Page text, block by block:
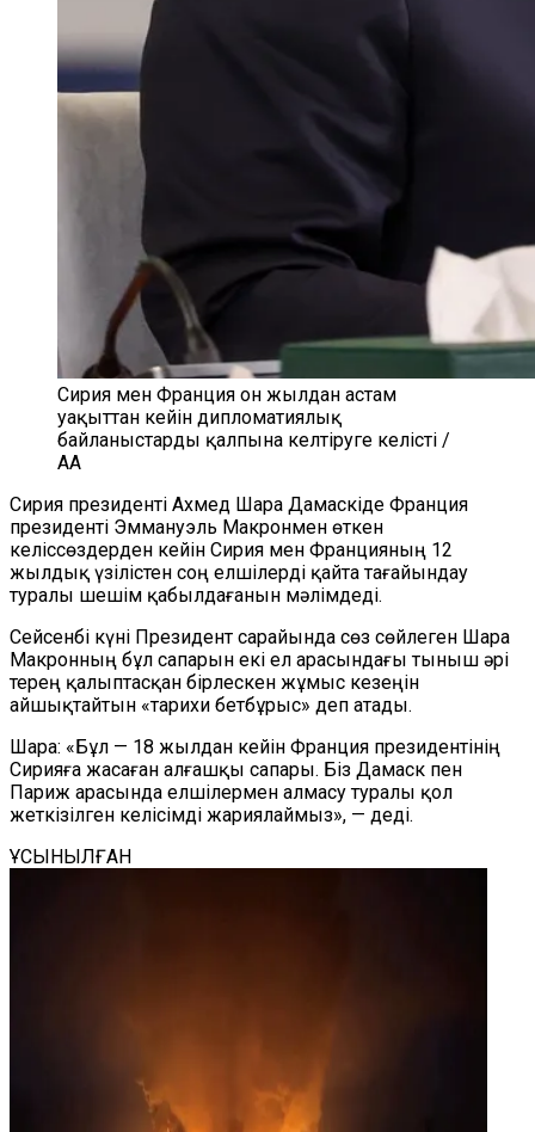
Сирия мен Франция он жылдан астам
уақыттан кейін дипломатиялық
байланыстарды қалпына келтіруге келісті /
AA
Сирия президенті Ахмед Шара Дамаскіде Франция
президенті Эммануэль Макронмен өткен
келіссөздерден кейін Сирия мен Францияның 12
жылдық үзілістен соң елшілерді қайта тағайындау
туралы шешім қабылдағанын мәлімдеді.
Сейсенбі күні Президент сарайында сөз сөйлеген Шара
Макронның бұл сапарын екі ел арасындағы тыныш әрі
терең қалыптасқан бірлескен жұмыс кезеңін
айшықтайтын «тарихи бетбұрыс» деп атады.
Шара: «Бұл — 18 жылдан кейін Франция президентінің
Сирияға жасаған алғашқы сапары. Біз Дамаск пен
Париж арасында елшілермен алмасу туралы қол
жеткізілген келісімді жариялаймыз», — деді.
ҰСЫНЫЛҒАН